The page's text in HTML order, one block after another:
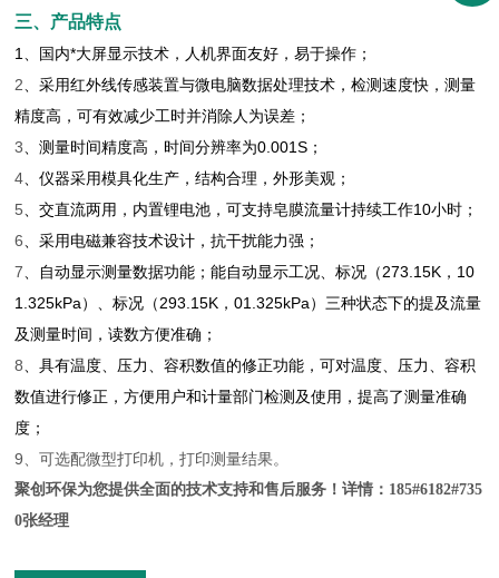
三、产品特点
1、国内*大屏显示技术，人机界面友好，易于操作；
2 、采用红外线传感装置与微电脑数据处理技术，检测速度快，测量
精度高，可有效减少工时并消除人为误差；
3 、测量时间精度高，时间分辨率为0.001S ；
4 、仪器采用模具化生产，结构合理，外形美观；
5 、交直流两用，内置锂电池，可支持皂膜流量计持续工作10小时；
6 、采用电磁兼容技术设计，抗干扰能力强；
7 、自动显示测量数据功能；能自动显示工况、标况（273.15K ， 10
1.325kPa）、标况（293.15K ，01.325kPa）三种状态下的提及流量
及测量时间，读数方便准确；
8 、具有温度、压力、容积数值的修正功能，可对温度、压力、容积
数值进行修正，方便用户和计量部门检测及使用，提高了测量准确
度；
9、可选配微型打印机，打印测量结果。
聚创环保为您提供全面的技术支持和售后服务！详情：185#6182#735
0张经理